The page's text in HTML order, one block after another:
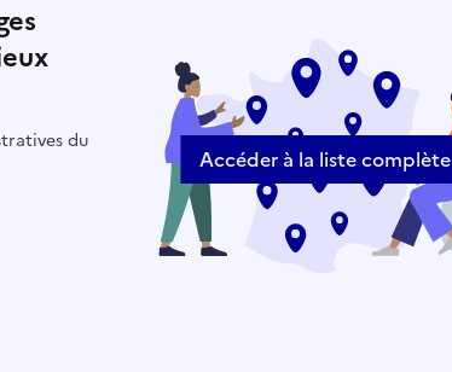
du
Accéder à la liste complète